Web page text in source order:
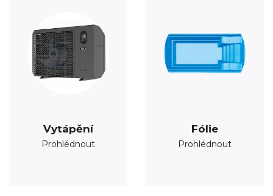
Vytápění
Prohlédnout
Fólie
Prohlédnout